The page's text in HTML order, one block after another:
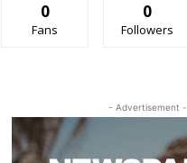
0
Fans
0
Followers
- Advertisement -